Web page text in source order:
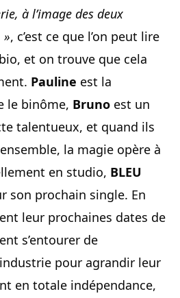
à l’image des deux
», c’est ce que l’on peut lire
et on trouve que cela
Pauline est la
le binôme, Bruno est un
talentueux, et quand ils
la magie opère à
en studio, BLEU
son prochain single. En
leur prochaines dates de
s’entourer de
pour agrandir leur
en totale indépendance,